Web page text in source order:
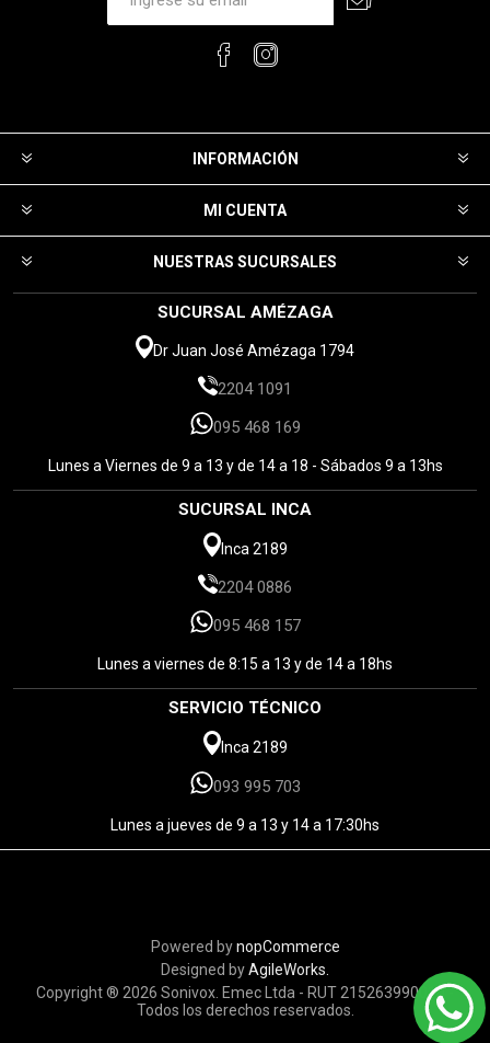
INFORMACIÓN
MI CUENTA
NUESTRAS SUCURSALES
SUCURSAL AMÉZAGA
Dr Juan José Amézaga 1794
2204 1091
095 468 169
Lunes a Viernes de 9 a 13 y de 14 a 18 - Sábados 9 a 13hs
SUCURSAL INCA
Inca 2189
2204 0886
095 468 157
Lunes a viernes de 8:15 a 13 y de 14 a 18hs
SERVICIO TÉCNICO
Inca 2189
093 995 703
Lunes a jueves de 9 a 13 y 14 a 17:30hs
Powered bynopCommerce
Designed byAgileWorks.
Copyright ® 2026 Sonivox. Emec Ltda - RUT 215263990010 -
Todos los derechos reservados.